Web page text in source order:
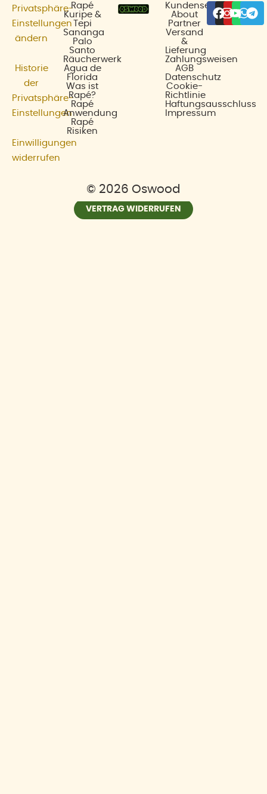
Privatsphäre-
Einstellungen
ändern
Historie
der
Privatsphäre-
Einstellungen
Einwilligungen
widerrufen
Rapé
Kuripe &
Tepi
Sananga
Palo
Santo
Räucherwerk
Agua de
Florida
Was ist
Rapé?
Rapé
Anwendung
Rapé
Risiken
Kundenservice
About
Partner
Versand
&
Lieferung
Zahlungsweisen
AGB
Datenschutz
Cookie-
Richtlinie
Haftungsausschluss
Impressum
© 2026 Oswood
VERTRAG WIDERRUFEN